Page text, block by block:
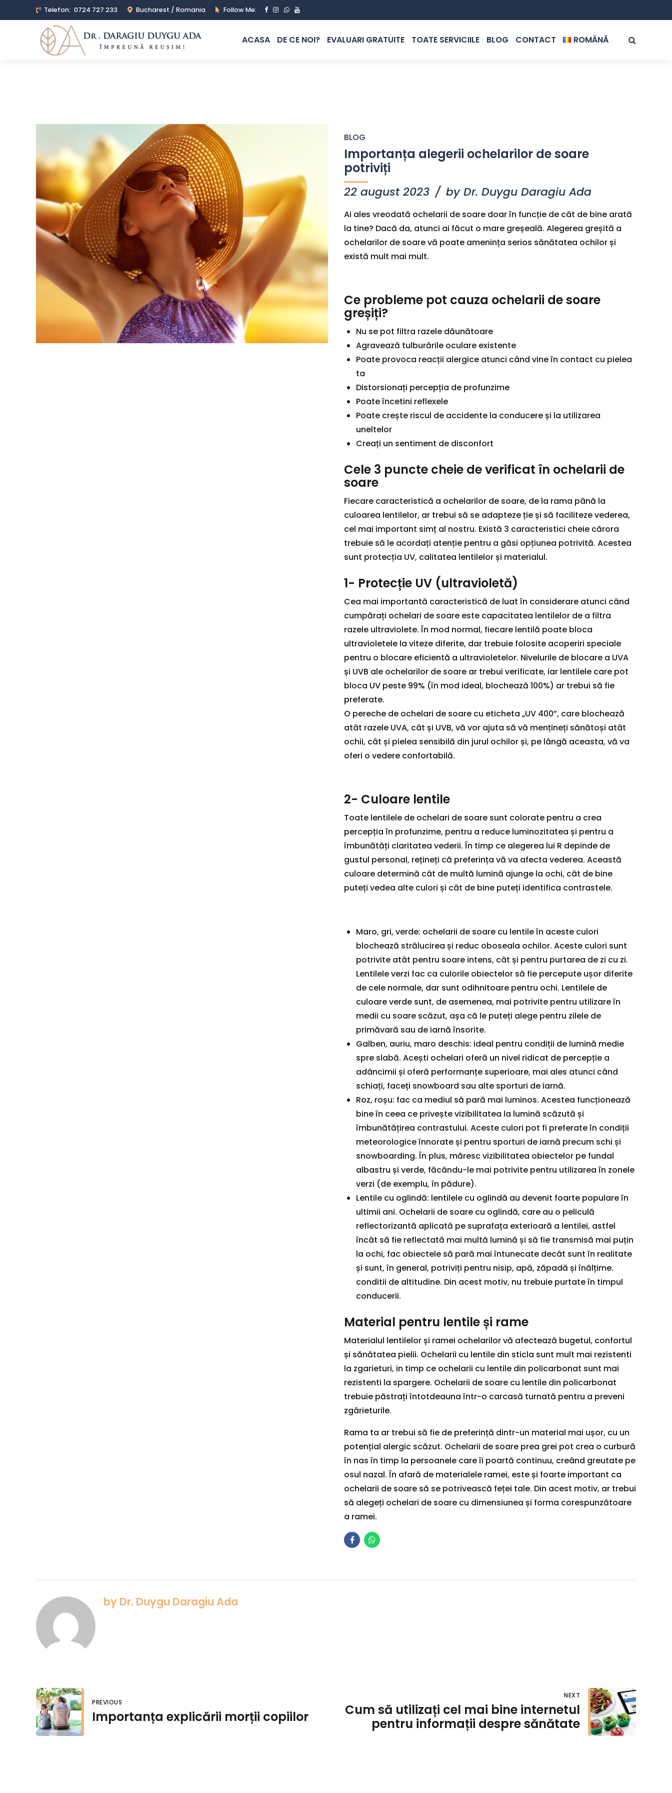
Telefon: 0724 727 233 Bucharest / Romania Follow Me:
ACASA DE CE NOI? EVALUARI GRATUITE TOATE SERVICIILE BLOG CONTACT ROMÂNĂ
BLOG
Importanța alegerii ochelarilor de soare
potriviți
22 august 2023 by Dr. Duygu Daragiu Ada
Ai ales vreodată ochelarii de soare doar în funcție de cât de bine arată
la tine? Dacă da, atunci ai făcut o mare greșeală. Alegerea greșită a
ochelarilor de soare vă poate amenința serios sănătatea ochilor și
există mult mai mult.
Ce probleme pot cauza ochelarii de soare
greșiți?
Nu se pot filtra razele dăunătoare
Agravează tulburările oculare existente
Poate provoca reacții alergice atunci când vine în contact cu pielea
ta
Distorsionați percepția de profunzime
Poate încetini reflexele
Poate crește riscul de accidente la conducere și la utilizarea
uneltelor
Creați un sentiment de disconfort
Cele 3 puncte cheie de verificat în ochelarii de
soare
Fiecare caracteristică a ochelarilor de soare, de la rama până la
culoarea lentilelor, ar trebui să se adapteze ție și să faciliteze vederea,
cel mai important simț al nostru. Există 3 caracteristici cheie cărora
trebuie să le acordați atenție pentru a găsi opțiunea potrivită. Acestea
sunt protecția UV, calitatea lentilelor și materialul.
1- Protecție UV (ultravioletă)
Cea mai importantă caracteristică de luat în considerare atunci când
cumpărați ochelari de soare este capacitatea lentilelor de a filtra
razele ultraviolete. În mod normal, fiecare lentilă poate bloca
ultravioletele la viteze diferite, dar trebuie folosite acoperiri speciale
pentru o blocare eficientă a ultravioletelor. Nivelurile de blocare a UVA
și UVB ale ochelarilor de soare ar trebui verificate, iar lentilele care pot
bloca UV peste 99% (în mod ideal, blochează 100%) ar trebui să fie
preferate.
O pereche de ochelari de soare cu eticheta „UV 400”, care blochează
atât razele UVA, cât și UVB, vă vor ajuta să vă mențineți sănătoși atât
ochii, cât și pielea sensibilă din jurul ochilor și, pe lângă aceasta, vă va
oferi o vedere confortabilă.
2- Culoare lentile
Toate lentilele de ochelari de soare sunt colorate pentru a crea
percepția în profunzime, pentru a reduce luminozitatea și pentru a
îmbunătăți claritatea vederii. În timp ce alegerea lui R depinde de
gustul personal, rețineți că preferința vă va afecta vederea. Această
culoare determină cât de multă lumină ajunge la ochi, cât de bine
puteți vedea alte culori și cât de bine puteți identifica contrastele.
Maro, gri, verde: ochelarii de soare cu lentile în aceste culori
blochează strălucirea și reduc oboseala ochilor. Aceste culori sunt
potrivite atât pentru soare intens, cât și pentru purtarea de zi cu zi.
Lentilele verzi fac ca culorile obiectelor să fie percepute ușor diferite
de cele normale, dar sunt odihnitoare pentru ochi. Lentilele de
culoare verde sunt, de asemenea, mai potrivite pentru utilizare în
medii cu soare scăzut, așa că le puteți alege pentru zilele de
primăvară sau de iarnă însorite.
Galben, auriu, maro deschis: ideal pentru condiții de lumină medie
spre slabă. Acești ochelari oferă un nivel ridicat de percepție a
adâncimii și oferă performanțe superioare, mai ales atunci când
schiați, faceți snowboard sau alte sporturi de iarnă.
Roz, roșu: fac ca mediul să pară mai luminos. Acestea funcționează
bine în ceea ce privește vizibilitatea la lumină scăzută și
îmbunătățirea contrastului. Aceste culori pot fi preferate în condiții
meteorologice înnorate și pentru sporturi de iarnă precum schi și
snowboarding. În plus, măresc vizibilitatea obiectelor pe fundal
albastru și verde, făcându-le mai potrivite pentru utilizarea în zonele
verzi (de exemplu, în pădure).
Lentile cu oglindă: lentilele cu oglindă au devenit foarte populare în
ultimii ani. Ochelarii de soare cu oglindă, care au o peliculă
reflectorizantă aplicată pe suprafața exterioară a lentilei, astfel
încât să fie reflectată mai multă lumină și să fie transmisă mai puțin
la ochi, fac obiectele să pară mai întunecate decât sunt în realitate
și sunt, în general, potriviți pentru nisip, apă, zăpadă și înălțime.
conditii de altitudine. Din acest motiv, nu trebuie purtate în timpul
conducerii.
Material pentru lentile și rame
Materialul lentilelor și ramei ochelarilor vă afectează bugetul, confortul
și sănătatea pielii. Ochelarii cu lentile din sticla sunt mult mai rezistenti
la zgarieturi, in timp ce ochelarii cu lentile din policarbonat sunt mai
rezistenti la spargere. Ochelarii de soare cu lentile din policarbonat
trebuie păstrați întotdeauna într-o carcasă turnată pentru a preveni
zgârieturile.
Rama ta ar trebui să fie de preferință dintr-un material mai ușor, cu un
potențial alergic scăzut. Ochelarii de soare prea grei pot crea o curbură
în nas în timp la persoanele care îi poartă continuu, creând greutate pe
osul nazal. În afară de materialele ramei, este și foarte important ca
ochelarii de soare să se potrivească feței tale. Din acest motiv, ar trebui
să alegeți ochelari de soare cu dimensiunea și forma corespunzătoare
a ramei.
by Dr. Duygu Daragiu Ada
PREVIOUS
Importanța explicării morții copiilor
NEXT
Cum să utilizați cel mai bine internetul
pentru informații despre sănătate